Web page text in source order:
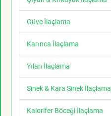
Güve İlaçlama
Karınca İlaçlama
Yılan İlaçlama
Sinek & Kara Sinek İlaçlama
Kalorifer Böceği İlaçlama